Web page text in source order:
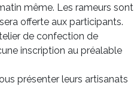
même. Les rameurs sont
offerte aux participants.
de confection de
inscription au préalable
présenter leurs artisanats